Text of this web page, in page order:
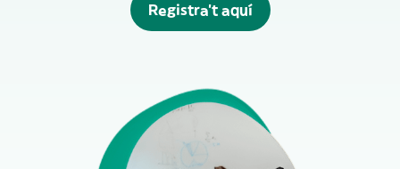
Registra't aquí